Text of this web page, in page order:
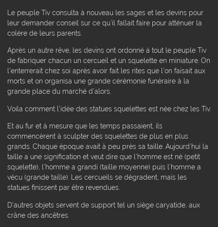
Le peuple Tiv consulta à nouveau les sages et les devins pour
leur demander conseil sur ce qu’il fallait faire pour atténuer la
colère de leurs parents.
Après un autre rêve, les devins ont ordonné à tout le peuple Tiv
de fabriquer chacun un cercueil et un squelette en miniature. On
l'enterrerait chez soi après avoir fait les rites que l’on faisait aux
morts et on organisa une grande cérémonie funéraire à la
grande place du marché d’alors.
Voila comment l’idée des statues squelettes est née chez les Tiv.
Et au fur et à mesure que les temps passaient, ils
commencèrent à sculpter des squelettes de plus en plus
grands. Chaque époque avait à peu près sa taille. Aujourd’hui la
taille a une signification et veut dire que l’homme est né (petit
squelette), l’homme a grandi (taille moyenne) puis l’homme a
vécu (grande taille). Les cercueils se dégradent, mais les
statues finissent par être revendues.
D'autres objets servent de support tel un siège caryatide, aux
crâne des ancêtres.